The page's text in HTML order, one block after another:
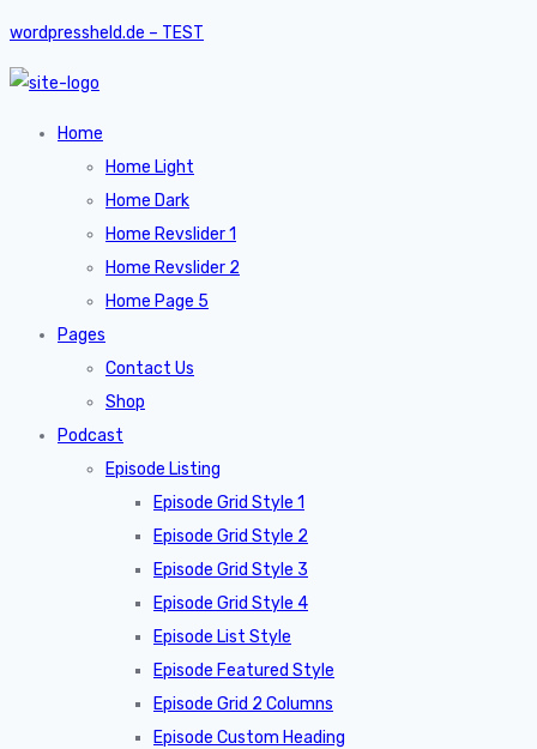
wordpressheld.de – TEST
Home
Home Light
Home Dark
Home Revslider 1
Home Revslider 2
Home Page 5
Pages
Contact Us
Shop
Podcast
Episode Listing
Episode Grid Style 1
Episode Grid Style 2
Episode Grid Style 3
Episode Grid Style 4
Episode List Style
Episode Featured Style
Episode Grid 2 Columns
Episode Custom Heading